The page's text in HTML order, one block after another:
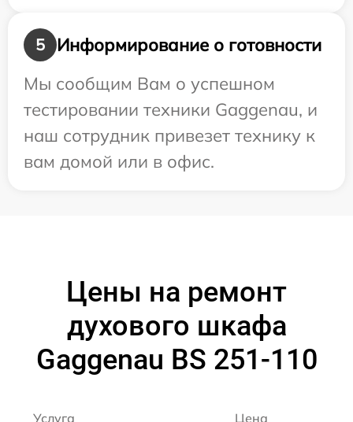
5
Информирование о готовности
Мы сообщим Вам о успешном
тестировании техники Gaggenau, и
наш сотрудник привезет технику к
вам домой или в офис.
Цены на ремонт
духового шкафа
Gaggenau BS 251-110
Услуга Цена